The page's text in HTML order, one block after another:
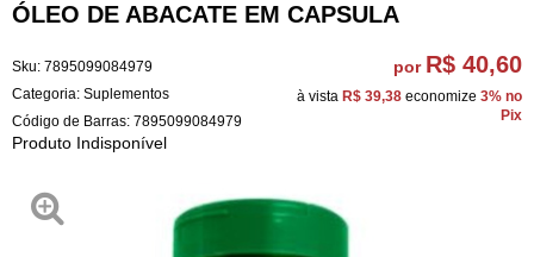
ÓLEO DE ABACATE EM CAPSULA
Sku: 7895099084979
Categoria: Suplementos
Código de Barras: 7895099084979
Produto Indisponível
por R$ 40,60
à vista R$ 39,38 economize 3% no
Pix